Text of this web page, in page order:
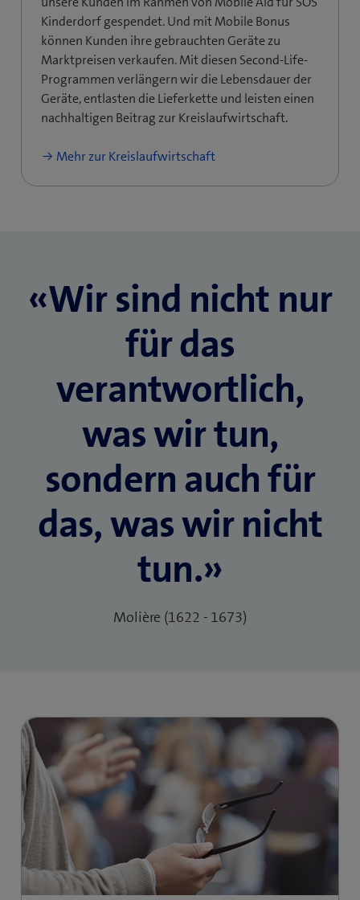
Kinderdorf gespendet. Und mit Mobile Bonus
können Kunden ihre gebrauchten Geräte zu
Marktpreisen verkaufen. Mit diesen Second-Life-
Programmen verlängern wir die Lebensdauer der
Geräte, entlasten die Lieferkette und leisten einen
nachhaltigen Beitrag zur Kreislaufwirtschaft.
Mehr zur Kreislaufwirtschaft
«Wir sind nicht nur
für das
verantwortlich,
was wir tun,
sondern auch für
das, was wir nicht
tun.»
Molière (1622 - 1673)